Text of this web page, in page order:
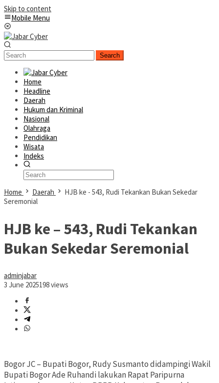
Skip to content
Mobile Menu
Search
Home
Headline
Daerah
Hukum dan Kriminal
Nasional
Olahraga
Pendidikan
Wisata
Indeks
Home Daerah
HJB ke - 543, Rudi Tekankan Bukan Sekedar
Seremonial
HJB ke – 543, Rudi Tekankan
Bukan Sekedar Seremonial
adminjabar
3 June 2025198 views
Bogor JC – Bupati Bogor, Rudy Susmanto didampingi Wakil
Bupati Bogor Ade Ruhandi lakukan Rapat Paripurna